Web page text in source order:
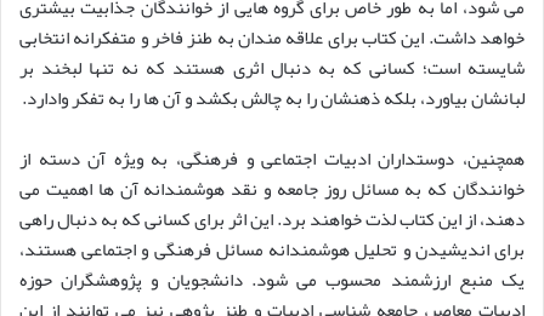
خواهد داشت. این کتاب برای علاقه مندان به طنز فاخر و متفکرانه انتخابی
شایسته است؛ کسانی که به دنبال اثری هستند که نه تنها لبخند بر
لبانشان بیاورد، بلکه ذهنشان را به چالش بکشد و آن ها را به تفکر وادارد.
همچنین، دوستداران ادبیات اجتماعی و فرهنگی، به ویژه آن دسته از
خوانندگان که به مسائل روز جامعه و نقد هوشمندانه آن ها اهمیت می
دهند، از این کتاب لذت خواهند برد. این اثر برای کسانی که به دنبال راهی
برای اندیشیدن و تحلیل هوشمندانه مسائل فرهنگی و اجتماعی هستند،
یک منبع ارزشمند محسوب می شود. دانشجویان و پژوهشگران حوزه